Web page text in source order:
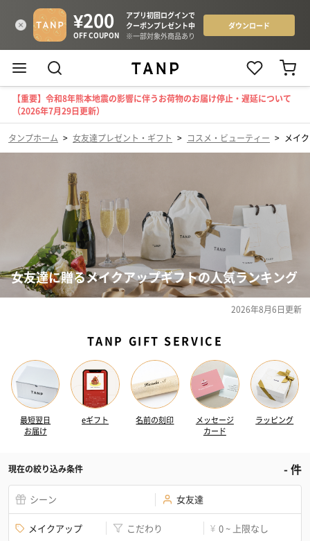
【重要】令和8年熊本地震の影響に伴うお荷物のお届け停止・遅延について
（2026年7月29日更新）
タンプホーム > 女友達プレゼント・ギフト > コスメ・ビューティー > メイ
女友達に贈るメイクアップギフトの人気ランキング
2026年8月6日更新
TANP GIFT SERVICE
最短翌日
お届け
eギフト 名前の刻印
メッセージ
カード
ラッピング
現在の絞り込み条件 -件
シーン 女友達
メイクアップ こだわり ¥ 0 ~ 上限なし